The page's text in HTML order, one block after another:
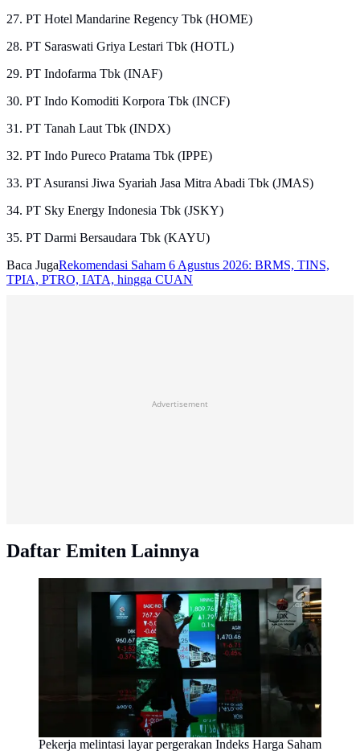
27. PT Hotel Mandarine Regency Tbk (HOME)
28. PT Saraswati Griya Lestari Tbk (HOTL)
29. PT Indofarma Tbk (INAF)
30. PT Indo Komoditi Korpora Tbk (INCF)
31. PT Tanah Laut Tbk (INDX)
32. PT Indo Pureco Pratama Tbk (IPPE)
33. PT Asuransi Jiwa Syariah Jasa Mitra Abadi Tbk (JMAS)
34. PT Sky Energy Indonesia Tbk (JSKY)
35. PT Darmi Bersaudara Tbk (KAYU)
Baca JugaRekomendasi Saham 6 Agustus 2026: BRMS, TINS,
TPIA, PTRO, IATA, hingga CUAN
Advertisement
Daftar Emiten Lainnya
Pekerja melintasi layar pergerakan Indeks Harga Saham